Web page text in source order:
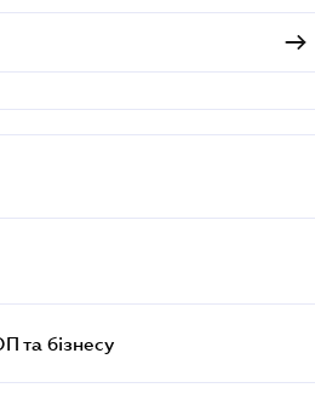
та бізнесу